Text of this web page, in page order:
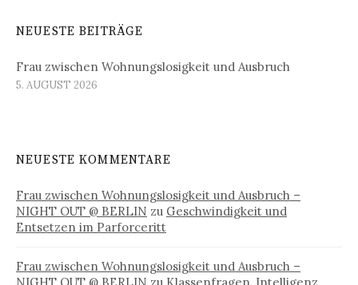
NEUESTE BEITRÄGE
Frau zwischen Wohnungslosigkeit und Ausbruch
5. AUGUST 2026
NEUESTE KOMMENTARE
Frau zwischen Wohnungslosigkeit und Ausbruch –
NIGHT OUT @ BERLIN zu Geschwindigkeit und
Entsetzen im Parforceritt
Frau zwischen Wohnungslosigkeit und Ausbruch –